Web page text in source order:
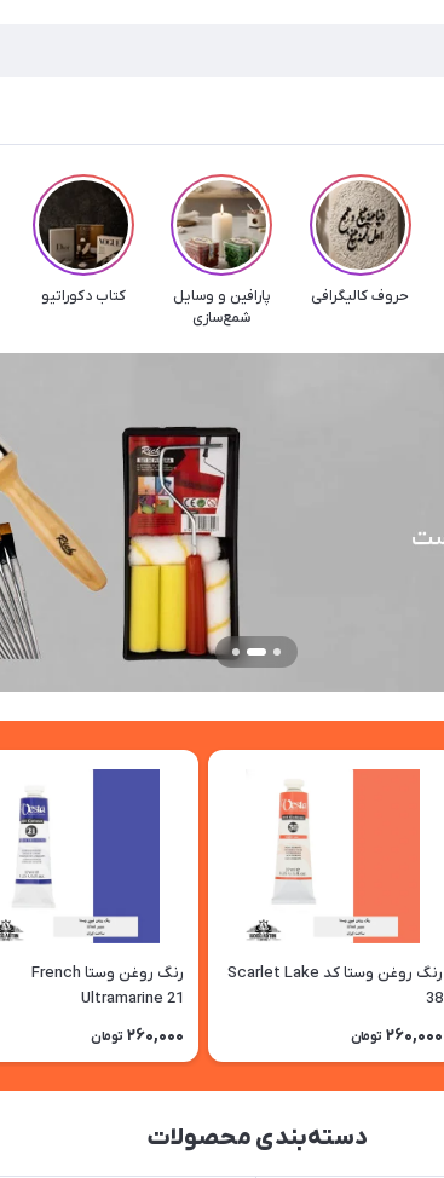
حروف کالیگرافی
پارافین و وسایل
شمع‌سازی
کتاب دکوراتیو
رنگ روغن وستا کد Scarlet Lake
38
260,000 تومان
رنگ روغن وستا French
Ultramarine 21
260,000 تومان
دسته‌بندی محصولات